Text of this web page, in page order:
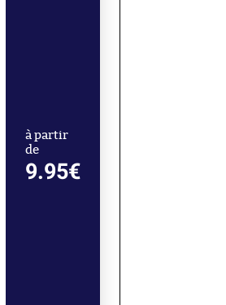
à partir
de
9.95€